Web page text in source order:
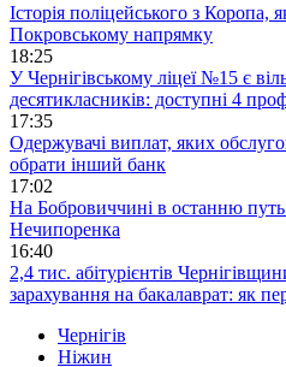
Історія поліцейського з Коропа,
Покровському напрямку
18:25
У Чернігівському ліцеї №15 є
десятикласників: доступні 4
17:35
Одержувачі виплат, яких
обрати інший банк
17:02
На Бобровиччині в останню путь
Нечипоренка
16:40
2,4 тис. абітурієнтів
зарахування на бакалаврат: як
Чернігів
Ніжин